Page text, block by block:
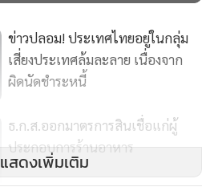
ข่าวปลอม! ประเทศไทยอยู่ในกลุ่ม
เสี่ยงประเทศล้มละลาย เนื่องจาก
ผิดนัดชำระหนี้
ธ.ก.ส.ออกมาตรการสินเชื่อแก่ผู้
ประกอบการร้านอาหาร
แสดงเพิ่มเติม